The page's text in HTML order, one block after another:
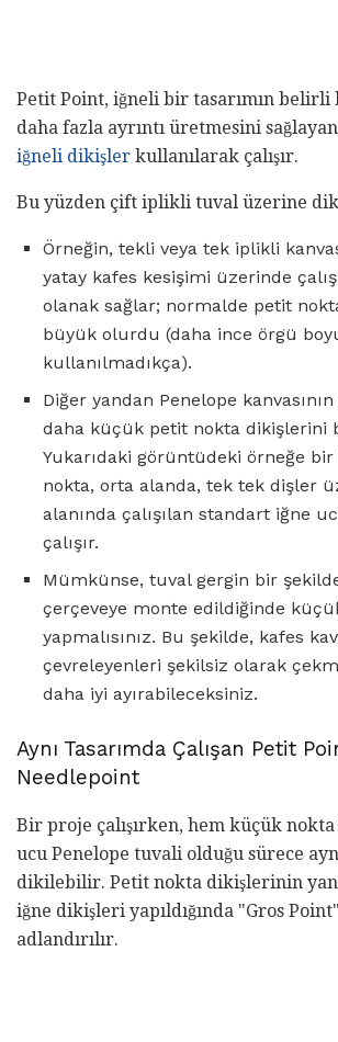
Petit Point, iğneli bir tasarımın belirli
daha fazla ayrıntı üretmesini
iğneli dikişler kullanılarak çalışır.
Bu yüzden çift iplikli tuval üzerine
Örneğin, tekli veya tek iplikli
yatay kafes kesişimi üzerinde
olanak sağlar; normalde petit
büyük olurdu (daha ince örgü
kullanılmadıkça).
Diğer yandan Penelope
daha küçük petit nokta dikişlerini
Yukarıdaki görüntüdeki örneğe
nokta, orta alanda, tek tek dişler
alanında çalışılan standart iğne
çalışır.
Mümkünse, tuval gergin bir
çerçeveye monte edildiğinde
yapmalısınız. Bu şekilde, kafes
çevreleyenleri şekilsiz olarak
daha iyi ayırabileceksiniz.
Aynı Tasarımda Çalışan Petit
Needlepoint
Bir proje çalışırken, hem küçük
ucu Penelope tuvali olduğu sürece
dikilebilir. Petit nokta dikişlerinin
iğne dikişleri yapıldığında "Gros
adlandırılır.